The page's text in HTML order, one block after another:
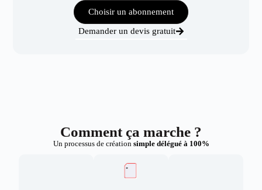
Choisir un abonnement
Demander un devis gratuit
Comment ça marche ?
Un processus de création simple délégué à 100%